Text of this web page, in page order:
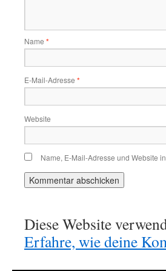
Name *
E-Mail-Adresse *
Website
Name, E-Mail-Adresse und Website
Diese Website
Erfahre, wie deine